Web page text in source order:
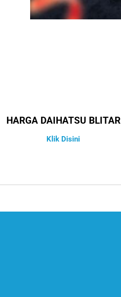
HARGA DAIHATSU BLITAR
Klik Disini